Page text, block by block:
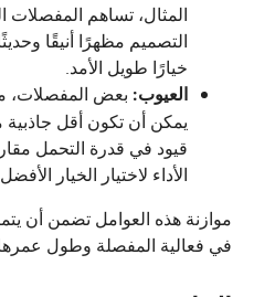
المثال، تساهم المفصلات
التصميم مظهرًا أنيقًا
خيارًا طويل الأمد.
العيوب: بعض المفصلات،
يمكن أن تكون أقل جاذبية
قيود في قدرة التحمل
الأداء لاختيار الخيار
موازنة هذه العوامل تضمن أن
في فعالية المفصلة وطول